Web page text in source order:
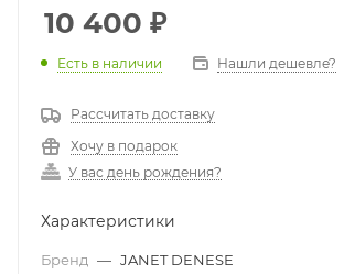
10 400 ₽
Есть в наличии Нашли дешевле?
Рассчитать доставку
Хочу в подарок
У вас день рождения?
Характеристики
Бренд — JANET DENESE